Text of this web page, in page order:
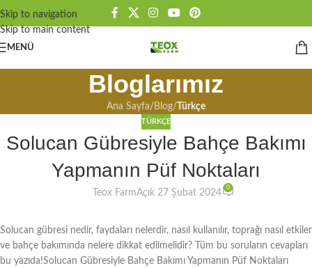
Skip to navigation
Skip to main content
MENÜ
Bloglarımız
Ana Sayfa/ Blog/ Türkçe
TÜRKÇE
Solucan Gübresiyle Bahçe Bakımı
Yapmanın Püf Noktaları
Teox FarmAçık 27 Şubat 2024
0
Solucan gübresi nedir, faydaları nelerdir, nasıl kullanılır, toprağı nasıl etkiler
ve bahçe bakımında nelere dikkat edilmelidir? Tüm bu soruların cevapları
bu yazıda!Solucan Gübresiyle Bahçe Bakımı Yapmanın Püf Noktaları